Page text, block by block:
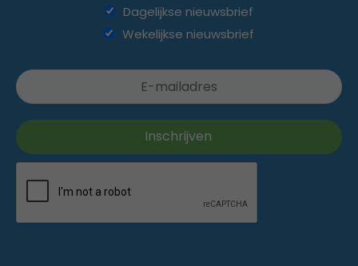
Dagelijkse nieuwsbrief
Wekelijkse nieuwsbrief